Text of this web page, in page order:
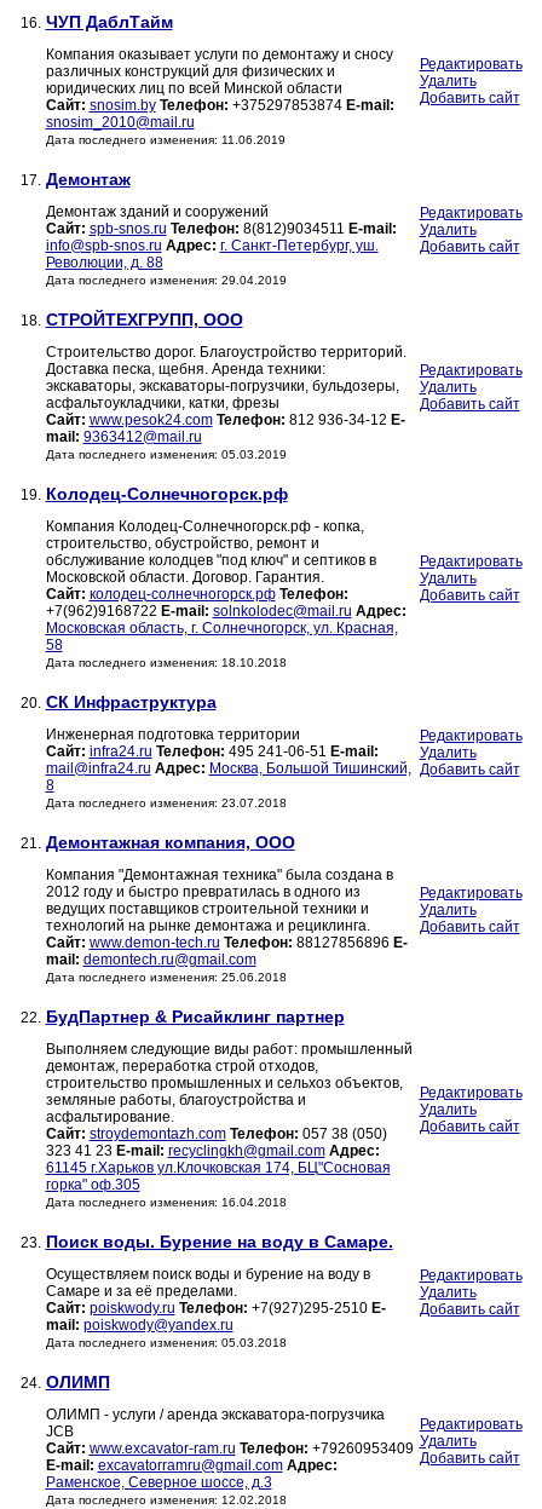
16. ЧУП ДаблТайм
Компания оказывает услуги по демонтажу и сносу
различных конструкций для физических и
юридических лиц по всей Минской области
Сайт: snosim.by Телефон: +375297853874 E-mail:
snosim_2010@mail.ru
Дата последнего изменения: 11.06.2019
Редактировать
Удалить
Добавить сайт
17. Демонтаж
Демонтаж зданий и сооружений
Сайт: spb-snos.ru Телефон: 8(812)9034511 E-mail:
info@spb-snos.ru Адрес: г. Санкт-Петербург, уш.
Революции, д. 88
Дата последнего изменения: 29.04.2019
Редактировать
Удалить
Добавить сайт
18. СТРОЙТЕХГРУПП, ООО
Строительство дорог. Благоустройство территорий.
Доставка песка, щебня. Аренда техники:
экскаваторы, экскаваторы-погрузчики, бульдозеры,
асфальтоукладчики, катки, фрезы
Сайт: www.pesok24.com Телефон: 812 936-34-12 E-
mail: 9363412@mail.ru
Дата последнего изменения: 05.03.2019
Редактировать
Удалить
Добавить сайт
19. Колодец-Солнечногорск.рф
Компания Колодец-Солнечногорск.рф - копка,
строительство, обустройство, ремонт и
обслуживание колодцев "под ключ" и септиков в
Московской области. Договор. Гарантия.
Сайт: колодец-солнечногорск.рф Телефон:
+7(962)9168722 E-mail: solnkolodec@mail.ru Адрес:
Московская область, г. Солнечногорск, ул. Красная,
58
Дата последнего изменения: 18.10.2018
Редактировать
Удалить
Добавить сайт
20. СК Инфраструктура
Инженерная подготовка территории
Сайт: infra24.ru Телефон: 495 241-06-51 E-mail:
mail@infra24.ru Адрес: Москва, Большой Тишинский,
8
Дата последнего изменения: 23.07.2018
Редактировать
Удалить
Добавить сайт
21. Демонтажная компания, ООО
Компания "Демонтажная техника" была создана в
2012 году и быстро превратилась в одного из
ведущих поставщиков строительной техники и
технологий на рынке демонтажа и рециклинга.
Сайт: www.demon-tech.ru Телефон: 88127856896 E-
mail: demontech.ru@gmail.com
Дата последнего изменения: 25.06.2018
Редактировать
Удалить
Добавить сайт
22. БудПартнер & Рисайклинг партнер
Выполняем следующие виды работ: промышленный
демонтаж, переработка строй отходов,
строительство промышленных и сельхоз объектов,
земляные работы, благоустройства и
асфальтирование.
Сайт: stroydemontazh.com Телефон: 057 38 (050)
323 41 23 E-mail: recyclingkh@gmail.com Адрес:
61145 г.Харьков ул.Клочковская 174, БЦ"Сосновая
горка" оф.305
Дата последнего изменения: 16.04.2018
Редактировать
Удалить
Добавить сайт
23. Поиск воды. Бурение на воду в Самаре.
Осуществляем поиск воды и бурение на воду в
Самаре и за её пределами.
Сайт: poiskwody.ru Телефон: +7(927)295-2510 E-
mail: poiskwody@yandex.ru
Дата последнего изменения: 05.03.2018
Редактировать
Удалить
Добавить сайт
24. OЛИМП
ОЛИМП - услуги / аренда экскаватора-погрузчика
JCB
Сайт: www.excavator-ram.ru Телефон: +79260953409
E-mail: excavatorramru@gmail.com Адрес:
Раменское, Северное шоссе, д.3
Дата последнего изменения: 12.02.2018
Редактировать
Удалить
Добавить сайт